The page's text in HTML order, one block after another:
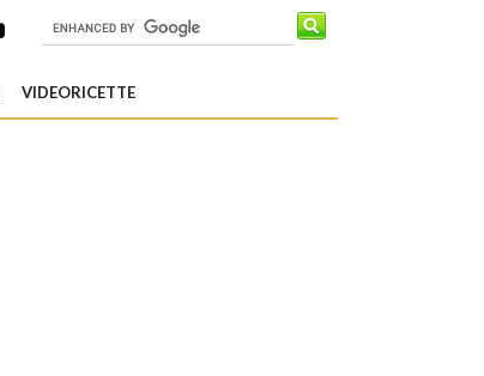
VIDEORICETTE